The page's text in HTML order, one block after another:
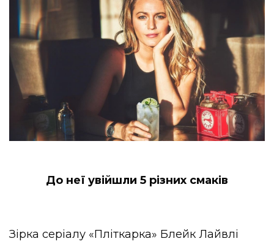
До неї увійшли 5 різних смаків
Зірка серіалу «Пліткарка» Блейк Лайвлі